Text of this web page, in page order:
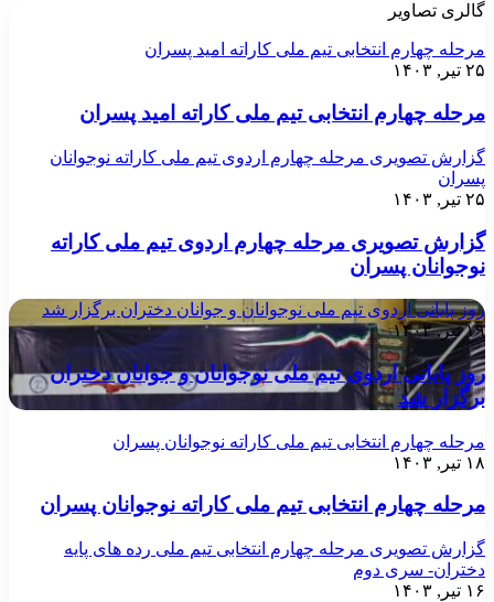
گالری تصاویر
مرحله چهارم انتخابی تیم ملی کاراته امید پسران
۲۵ تیر, ۱۴۰۳
مرحله چهارم انتخابی تیم ملی کاراته امید پسران
گزارش تصویری مرحله چهارم اردوی تیم ملی کاراته نوجوانان
پسران
۲۵ تیر, ۱۴۰۳
گزارش تصویری مرحله چهارم اردوی تیم ملی کاراته
نوجوانان پسران
روز پایانی اردوی تیم ملی نوجوانان و جوانان دختران برگزار شد
۱۹ تیر, ۱۴۰۳
روز پایانی اردوی تیم ملی نوجوانان و جوانان دختران
برگزار شد
مرحله چهارم انتخابی تیم ملی کاراته نوجوانان پسران
۱۸ تیر, ۱۴۰۳
مرحله چهارم انتخابی تیم ملی کاراته نوجوانان پسران
گزارش تصویری مرحله چهارم انتخابی تیم ملی رده های پایه
دختران- سری دوم
۱۶ تیر, ۱۴۰۳